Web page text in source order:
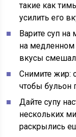
такие как
усилить его
Варите суп
на медленном
вкусы
Снимите жир:
чтобы бульон
Дайте супу
нескольких
раскрылись